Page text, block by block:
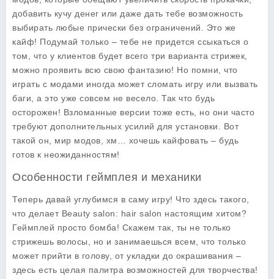
добавить кучу денег или даже дать тебе возможность
выбирать любые прически без ограничений. Это же
кайф! Подумай только – тебе не придется ссыкаться о
том, что у клиентов будет всего три варианта стрижек,
можно проявить всю свою фантазию! Но помни, что
играть с модами иногда может сломать игру или вызвать
баги, а это уже совсем не весело. Так что будь
осторожен! Взломанные версии тоже есть, но они часто
требуют дополнительных усилий для установки. Вот
такой он, мир модов, хм… хочешь кайфовать – будь
готов к неожиданностям!
Особенности геймплея и механики
Теперь давай углубимся в саму игру! Что здесь такого,
что делает Beauty salon: hair salon настоящим хитом?
Геймплей просто бомба! Скажем так, ты не только
стрижешь волосы, но и занимаешься всем, что только
может прийти в голову, от укладки до окрашивания –
здесь есть целая палитра возможностей для творчества!